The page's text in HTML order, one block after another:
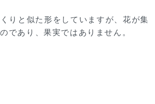
りと似た形をしていますが、花が集
であり、果実ではありません。